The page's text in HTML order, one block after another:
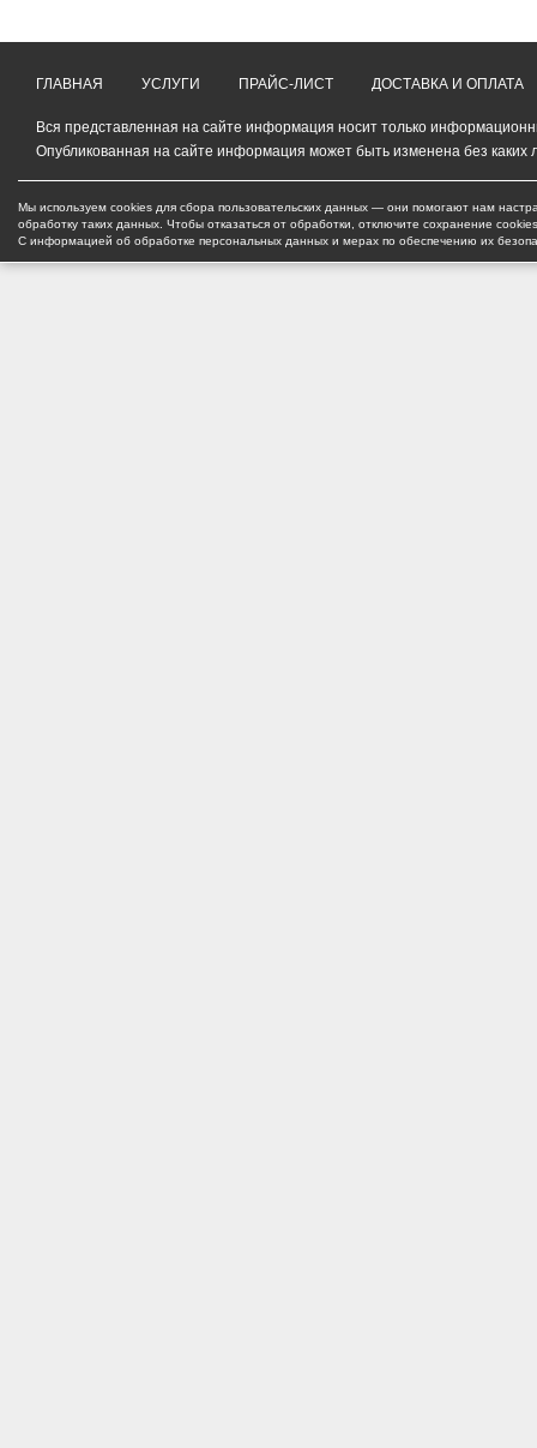
ГЛАВНАЯ УСЛУГИ ПРАЙС-ЛИСТ ДОСТАВКА И ОПЛАТА
Вся представленная на сайте информация носит только
Опубликованная на сайте информация может быть изменена без каких
Мы используем cookies для сбора пользовательских данных — они помогают нам
обработку таких данных. Чтобы отказаться от обработки, отключите сохранение
С информацией об обработке персональных данных и мерах по обеспечению их